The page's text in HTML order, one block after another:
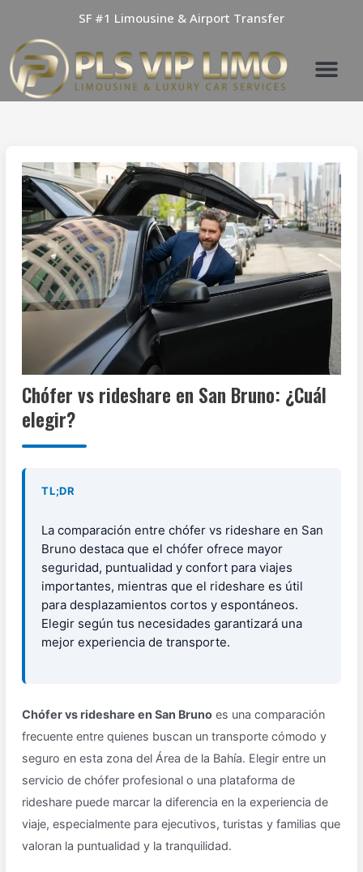
content
SF #1 Limousine & Airport Transfer
Chófer vs rideshare en San Bruno: ¿Cuál
elegir?
TL;DR
La comparación entre chófer vs rideshare en San
Bruno destaca que el chófer ofrece mayor
seguridad, puntualidad y confort para viajes
importantes, mientras que el rideshare es útil
para desplazamientos cortos y espontáneos.
Elegir según tus necesidades garantizará una
mejor experiencia de transporte.
Chófer vs rideshare en San Bruno es una comparación
frecuente entre quienes buscan un transporte cómodo y
seguro en esta zona del Área de la Bahía. Elegir entre un
servicio de chófer profesional o una plataforma de
rideshare puede marcar la diferencia en la experiencia de
viaje, especialmente para ejecutivos, turistas y familias que
valoran la puntualidad y la tranquilidad.